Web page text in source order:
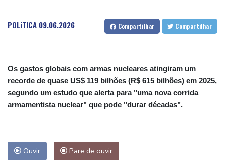
POLíTICA 09.06.2026 Compartilhar Compartilhar
Os gastos globais com armas nucleares atingiram um
recorde de quase US$ 119 bilhões (R$ 615 bilhões) em 2025,
segundo um estudo que alerta para "uma nova corrida
armamentista nuclear" que pode "durar décadas".
Ouvir Pare de ouvir